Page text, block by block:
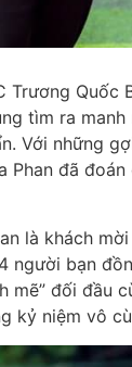
Trương Quốc
tìm ra
Với những
Phan đã
là khách
người bạn
mẽ” đối đầu
kỷ niệm vô